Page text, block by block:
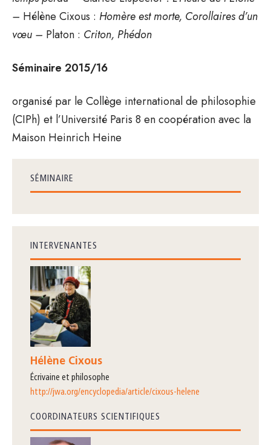
– Hélène Cixous : Homère est morte, Corollaires d’un
vœu – Platon : Criton, Phédon
Séminaire 2015/16
organisé par le Collège international de philosophie
(CIPh) et l’Université Paris 8 en coopération avec la
Maison Heinrich Heine
SÉMINAIRE
INTERVENANTES
Hélène Cixous
écrivaine et philosophe
http://jwa.org/encyclopedia/article/cixous-helene
COORDINATEURS SCIENTIFIQUES